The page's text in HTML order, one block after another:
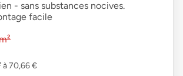
- sans substances nocives.
facile
à 70,66 €